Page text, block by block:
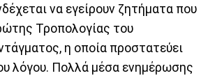
να εγείρουν ζητήματα που
Τροπολογίας του
η οποία προστατεύει
λόγου. Πολλά μέσα ενημέρωσης